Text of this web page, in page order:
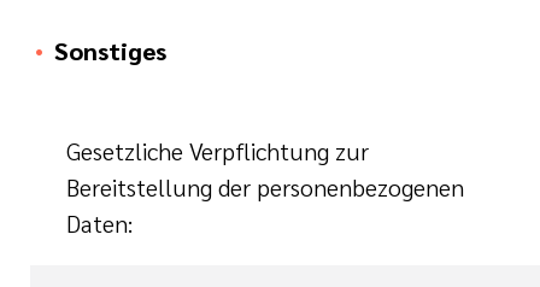
Sonstiges
Gesetzliche Verpflichtung zur
Bereitstellung der personenbezogenen
Daten: